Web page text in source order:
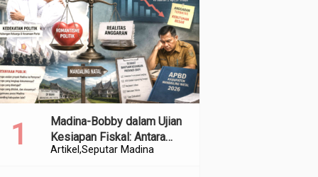
Artikel Seputar Madina
Madina-Bobby dalam Ujian
Kesiapan Fiskal: Antara
Kedekatan Politik dan